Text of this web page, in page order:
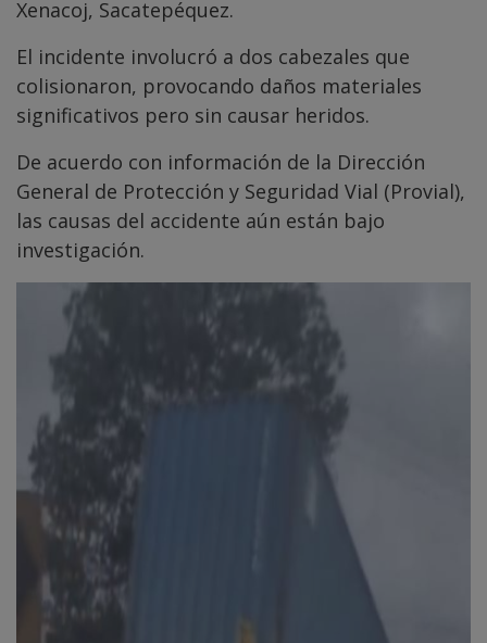
Xenacoj, Sacatepéquez.
El incidente involucró a dos cabezales que
colisionaron, provocando daños materiales
significativos pero sin causar heridos.
De acuerdo con información de la Dirección
General de Protección y Seguridad Vial (Provial),
las causas del accidente aún están bajo
investigación.